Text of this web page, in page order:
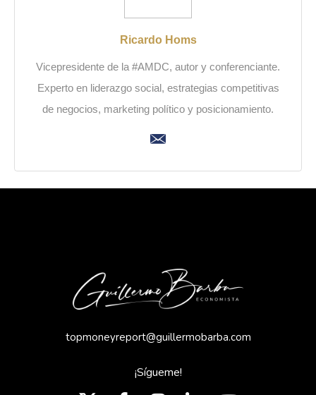
Ricardo Homs
Vicepresidente de la #AMDC, autor y conferenciante.
Experto en liderazgo social, estrategias competitivas
de negocios, marketing político y posicionamiento.
topmoneyreport@guillermobarba.com
¡Sígueme!